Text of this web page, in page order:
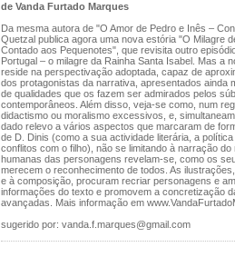
de Vanda Furtado Marques
Da mesma autora de "O Amor de Pedro e Inês –
Quetzal publica agora uma nova estória "O Milagre
Contado aos Pequenotes", que revisita outro
Portugal – o milagre da Rainha Santa Isabel. Mas a
reside na perspectivação adoptada, capaz de
dos protagonistas da narrativa, apresentados ainda
de qualidades que os fazem ser admirados pelos
contemporâneos. Além disso, veja-se como, num
didactismo ou moralismo excessivos, e,
dado relevo a vários aspectos que marcaram de
de D. Dinis (como a sua actividade literária, a
conflitos com o filho), não se limitando à narração do
humanas das personagens revelam-se, como os
merecem o reconhecimento de todos. As
e à composição, procuram recriar personagens e
informações do texto e promovem a concretização
avançadas. Mais informação em
sugerido por: vanda.f.marques@gmail.com